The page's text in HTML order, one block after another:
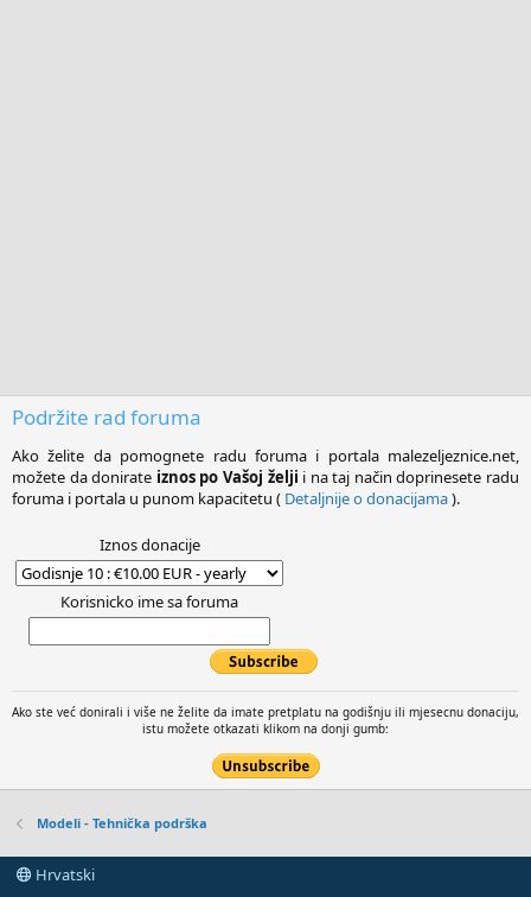
Podržite rad foruma
Ako želite da pomognete radu foruma i portala malezeljeznice.net,
možete da donirate iznos po Vašoj želji i na taj način doprinesete radu
foruma i portala u punom kapacitetu ( Detaljnije o donacijama).
Iznos donacije
Korisnicko ime sa foruma
Ako ste već donirali i više ne želite da imate pretplatu na godišnju ili mjesecnu donaciju,
istu možete otkazati klikom na donji gumb:
Modeli - Tehnička podrška
Hrvatski